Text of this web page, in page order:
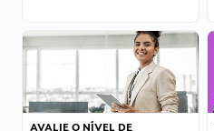
AVALIE O NÍVEL DE